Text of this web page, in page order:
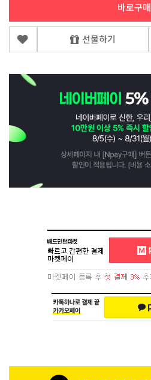
바로구매
선물하기